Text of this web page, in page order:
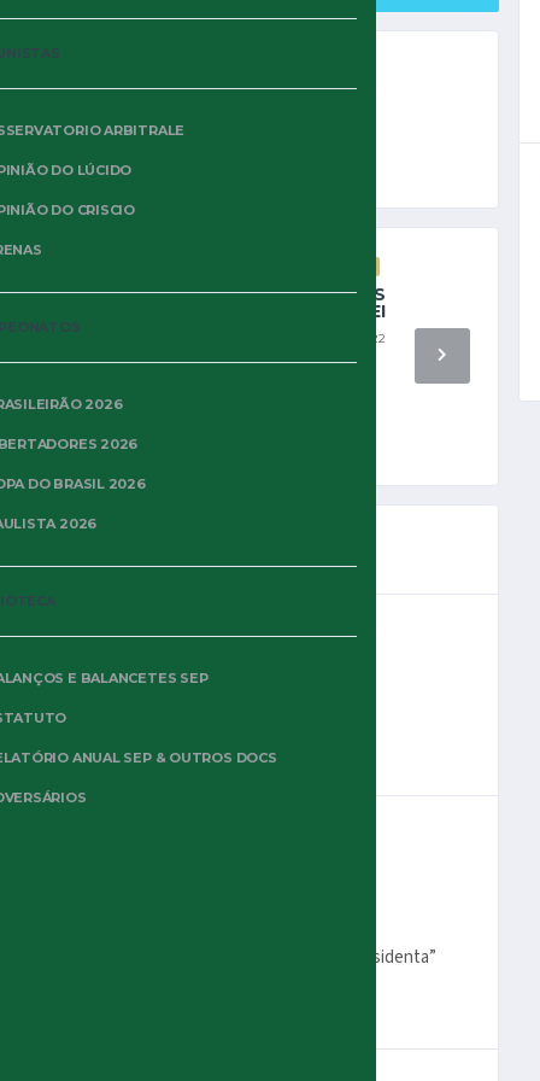
ARBITRALE
DO LÚCIDO
DO CRISCIO
2026
2026
DO BRASIL 2026
2026
E BALANCETES SEP
ANUAL SEP & OUTROS DOCS
O ADEUS A PELÉ E AS
HOMENAGENS AO REI
31 DE DEZEMBRO DE 2022
Mas está na hora do presuntinho e da “presidenta”
Paulo Nobre.